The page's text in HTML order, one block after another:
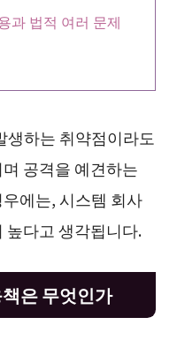
과 법적 여러 문제
생하는 취약점이라도
공격을 예견하는
에는, 시스템 회사
높다고 생각됩니다.
은 무엇인가